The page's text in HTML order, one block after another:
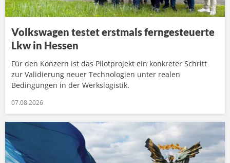
Volkswagen testet erstmals ferngesteuerte
Lkw in Hessen
Für den Konzern ist das Pilotprojekt ein konkreter Schritt
zur Validierung neuer Technologien unter realen
Bedingungen in der Werkslogistik.
07.08.2026